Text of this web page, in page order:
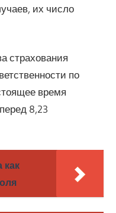
их число
страхования
по
время
8,23
как